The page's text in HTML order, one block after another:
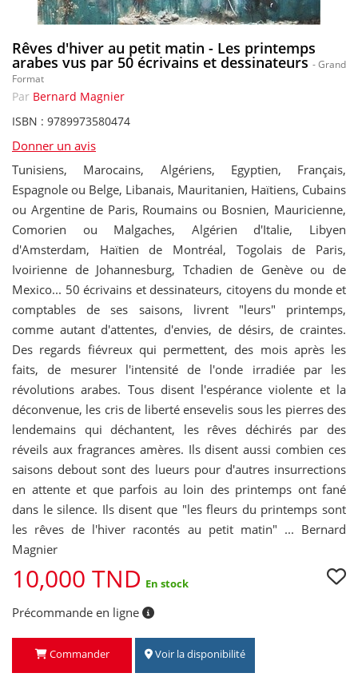
Rêves d'hiver au petit matin - Les printemps
arabes vus par 50 écrivains et dessinateurs - Grand
Format
Par Bernard Magnier
ISBN : 9789973580474
Donner un avis
Tunisiens, Marocains, Algériens, Egyptien, Français,
Espagnole ou Belge, Libanais, Mauritanien, Haïtiens, Cubains
ou Argentine de Paris, Roumains ou Bosnien, Mauricienne,
Comorien ou Malgaches, Algérien d'Italie, Libyen
d'Amsterdam, Haïtien de Montréal, Togolais de Paris,
Ivoirienne de Johannesburg, Tchadien de Genève ou de
Mexico... 50 écrivains et dessinateurs, citoyens du monde et
comptables de ses saisons, livrent "leurs" printemps,
comme autant d'attentes, d'envies, de désirs, de craintes.
Des regards fiévreux qui permettent, des mois après les
faits, de mesurer l'intensité de l'onde irradiée par les
révolutions arabes. Tous disent l'espérance violente et la
déconvenue, les cris de liberté ensevelis sous les pierres des
lendemains qui déchantent, les rêves déchirés par des
réveils aux fragrances amères. Ils disent aussi combien ces
saisons debout sont des lueurs pour d'autres insurrections
en attente et que parfois au loin des printemps ont fané
dans le silence. Ils disent que "les fleurs du printemps sont
les rêves de l'hiver racontés au petit matin" ... Bernard
Magnier
10,000 TND En stock
Précommande en ligne
Commander Voir la disponibilité